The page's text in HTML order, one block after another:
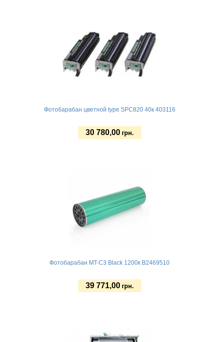
Фотобарабан цветной type SPC820 40к 403116
30 780,00 грн.
Фотобарабан MT-C3 Black 1200к B2469510
39 771,00 грн.